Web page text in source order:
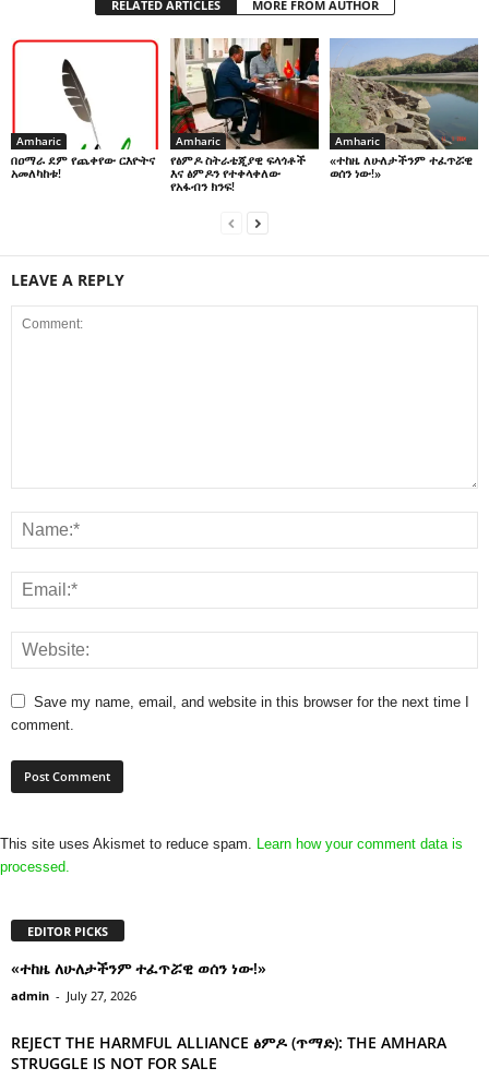
RELATED ARTICLES MORE FROM AUTHOR
Amharic
በዐማራ ደም የጨቀየው ርእዮትና
አመለካከቱ!
Amharic
የፅምዶ ስትራቴጂያዊ ፍላጎቶች
እና ፅምዶን የተቀላቀለው
የአፋብን ክንፍ!
Amharic
«ተከዜ ለሁለታችንም ተፈጥሯዊ
ወሰን ነው!»
LEAVE A REPLY
Save my name, email, and website in this browser for the next time I
comment.
This site uses Akismet to reduce spam. Learn how your comment data is
processed.
EDITOR PICKS
«ተከዜ ለሁለታችንም ተፈጥሯዊ ወሰን ነው!»
admin - July 27, 2026
REJECT THE HARMFUL ALLIANCE ፅምዶ (ጥማድ): THE AMHARA
STRUGGLE IS NOT FOR SALE